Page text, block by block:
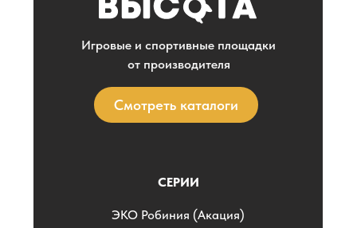
Смотреть каталоги
Игровые и спортивные площадки
от производителя
СЕРИИ
ЭKO Робиния (Акация)